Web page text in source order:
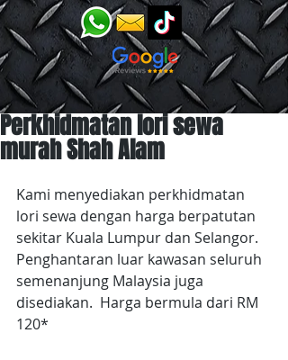
Perkhidmatan lori sewa
murah Shah Alam
Kami menyediakan perkhidmatan
lori sewa dengan harga berpatutan
sekitar Kuala Lumpur dan Selangor.
Penghantaran luar kawasan seluruh
semenanjung Malaysia juga
disediakan.  Harga bermula dari RM
120*